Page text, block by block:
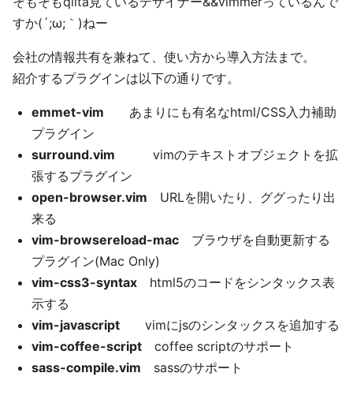
すか(´;ω;｀)ねー
会社の情報共有を兼ねて、使い方から導入方法まで。
紹介するプラグインは以下の通りです。
emmet-vim あまりにも有名なhtml/CSS入力補助
プラグイン
surround.vim vimのテキストオブジェクトを拡
張するプラグイン
open-browser.vim URLを開いたり、ググったり出
来る
vim-browsereload-mac ブラウザを自動更新する
プラグイン(Mac Only)
vim-css3-syntax html5のコードをシンタックス表
示する
vim-javascript vimにjsのシンタックスを追加する
vim-coffee-script coffee scriptのサポート
sass-compile.vim sassのサポート